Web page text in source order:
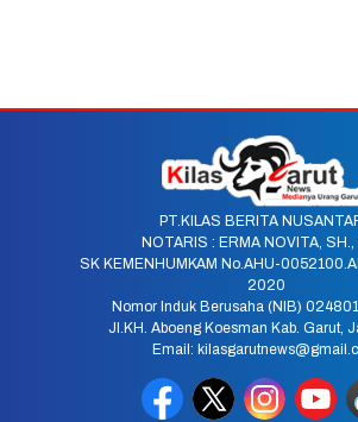
PT.KILAS BERITA
NOTARIS : ERMA NOVITA, SH.,
SK KEMENHUMKAM No.AHU-
2020
Nomor Induk Berusaha (NIB)
Jl.KH. Aboeng Koesman Kab. Garut,
Email: